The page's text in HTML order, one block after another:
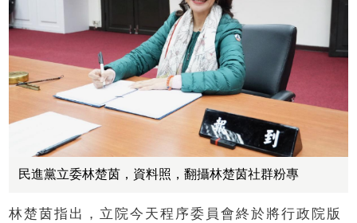
民進黨立委林楚茵，資料照，翻攝林楚茵社群粉專
林楚茵指出，立院今天程序委員會終於將行政院版